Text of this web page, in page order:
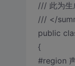
/// 此为生
/// </
public
{
#region